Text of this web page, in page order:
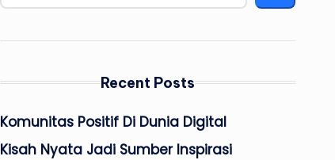
Recent Posts
Komunitas Positif Di Dunia Digital
Kisah Nyata Jadi Sumber Inspirasi